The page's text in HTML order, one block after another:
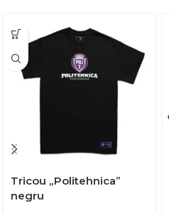
Tricou „Politehnica”
negru